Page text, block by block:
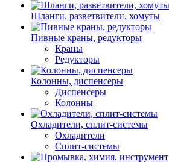
Шланги, разветвители, хомуты
Пивные краны, редукторы
Краны
Редукторы
Колонны, диспенсеры
Диспенсеры
Колонны
Охладители, сплит-системы
Охладители
Сплит-системы